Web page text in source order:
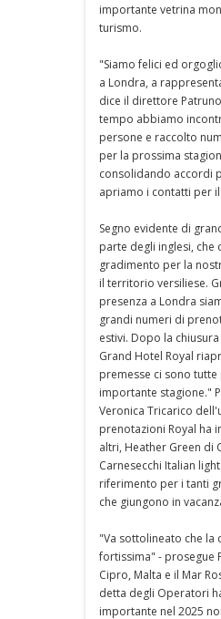
importante vetrina
turismo.
"Siamo felici ed
a Londra, a
dice il direttore
tempo abbiamo
persone e raccolto
per la prossima
consolidando accordi
apriamo i contatti per il
Segno evidente di
parte degli inglesi, che
gradimento per la
il territorio versiliese.
presenza a Londra
grandi numeri di
estivi. Dopo la
Grand Hotel Royal
premesse ci sono tutte
importante stagione."
Veronica Tricarico
prenotazioni Royal ha
altri, Heather Green di
Carnesecchi Italian
riferimento per i tanti
che giungono in
"Va sottolineato che la
fortissima" - prosegue
Cipro, Malta e il Mar
detta degli Operatori
importante nel 2025